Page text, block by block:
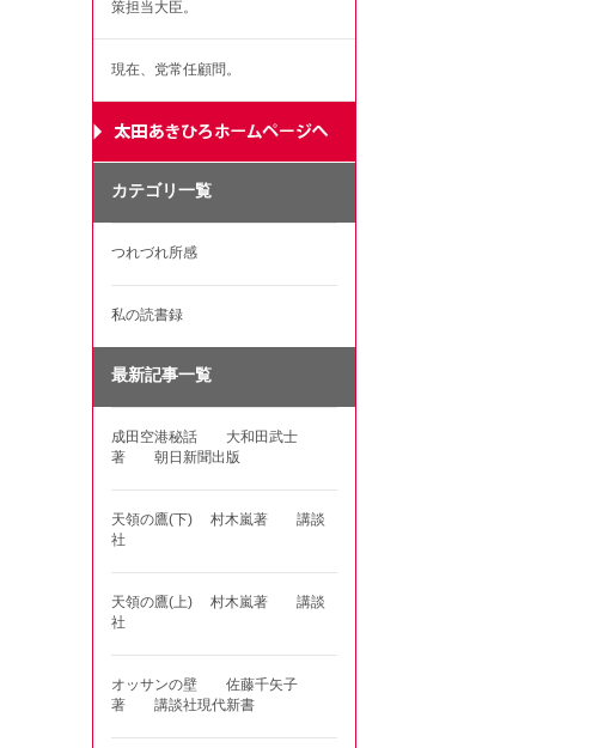
策担当大臣。
現在、党常任顧問。
カテゴリ一覧
つれづれ所感
私の読書録
最新記事一覧
成田空港秘話 大和田武士
著 朝日新聞出版
天領の鷹(下) 村木嵐著 講談
社
天領の鷹(上) 村木嵐著 講談
社
オッサンの壁 佐藤千矢子
著 講談社現代新書